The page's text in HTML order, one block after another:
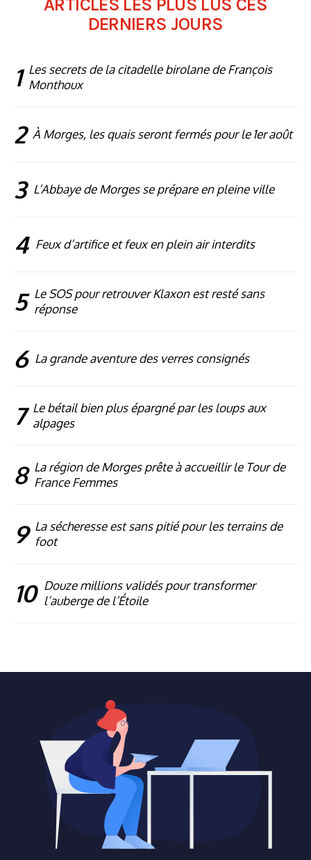
ARTICLES LES PLUS LUS CES
DERNIERS JOURS
1 Les secrets de la citadelle birolane de François
Monthoux
2 À Morges, les quais seront fermés pour le 1er août
3 L’Abbaye de Morges se prépare en pleine ville
4 Feux d’artifice et feux en plein air interdits
5 Le SOS pour retrouver Klaxon est resté sans
réponse
6 La grande aventure des verres consignés
7 Le bétail bien plus épargné par les loups aux
alpages
8 La région de Morges prête à accueillir le Tour de
France Femmes
9 La sécheresse est sans pitié pour les terrains de
foot
10 Douze millions validés pour transformer
l’auberge de l’Étoile